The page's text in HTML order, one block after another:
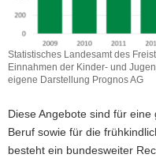
Statistisches Landesamt des
Einnahmen der Kinder- und
eigene Darstellung Prognos AG
Diese Angebote sind für
Beruf sowie für die
besteht ein bundesweiter